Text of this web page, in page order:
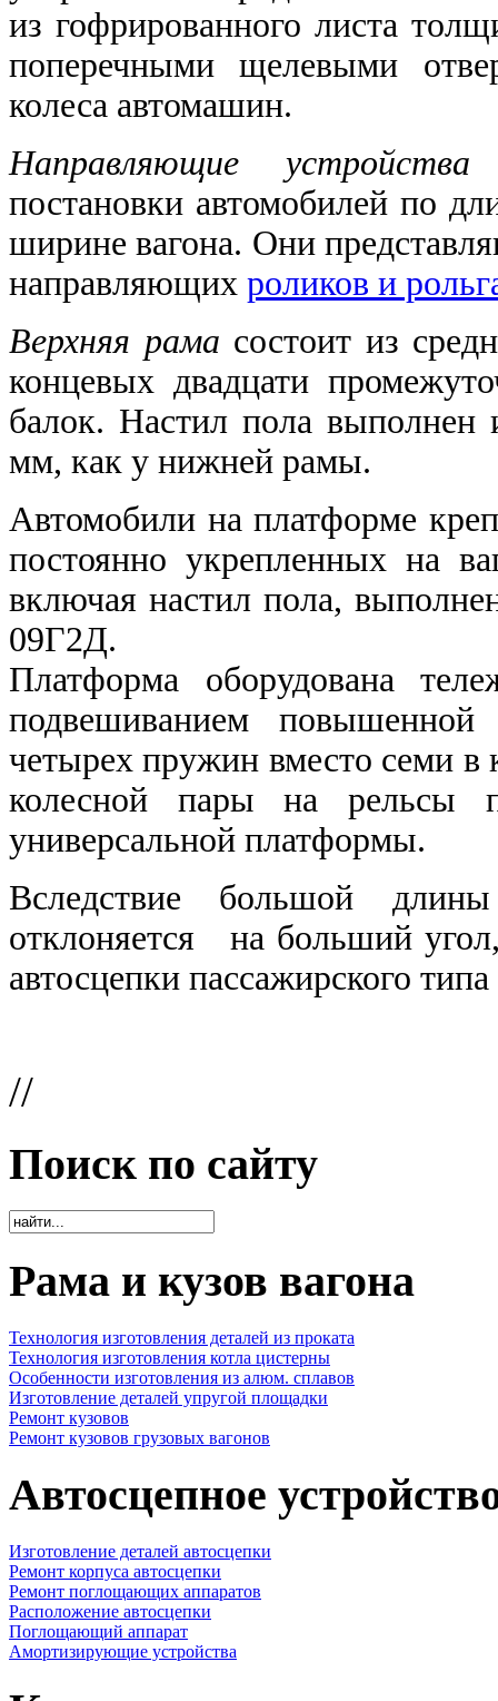
из гофрированного листа
поперечными щелевыми
колеса автомашин.
Направляющие устройства
постановки автомобилей по
ширине вагона. Они
направляющих роликов и
Верхняя рама состоит из
концевых двадцати
балок. Настил пола выполнен
мм, как у нижней рамы.
Автомобили на платформе
постоянно укрепленных на
включая настил пола,
09Г2Д.
Платформа оборудована
подвешиванием
четырех пружин вместо семи в
колесной пары на
универсальной платформы.
Вследствие большой
отклоняется на больший
автосцепки пассажирского
//
Поиск по сайту
Рама и кузов вагона
Технология изготовления деталей из проката
Технология изготовления котла цистерны
Особенности изготовления из алюм. сплавов
Изготовление деталей упругой площадки
Ремонт кузовов
Ремонт кузовов грузовых вагонов
Автосцепное
Изготовление деталей автосцепки
Ремонт корпуса автосцепки
Ремонт поглощающих аппаратов
Расположение автосцепки
Поглощающий аппарат
Амортизирующие устройства